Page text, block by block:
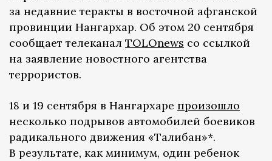
за недавние теракты в восточной афганской
провинции Нангархар. Об этом 20 сентября
сообщает телеканал TOLOnews со ссылкой
на заявление новостного агентства
террористов.
18 и 19 сентября в Нангархаре произошло
несколько подрывов автомобилей боевиков
радикального движения «Талибан»*.
В результате, как минимум, один ребенок